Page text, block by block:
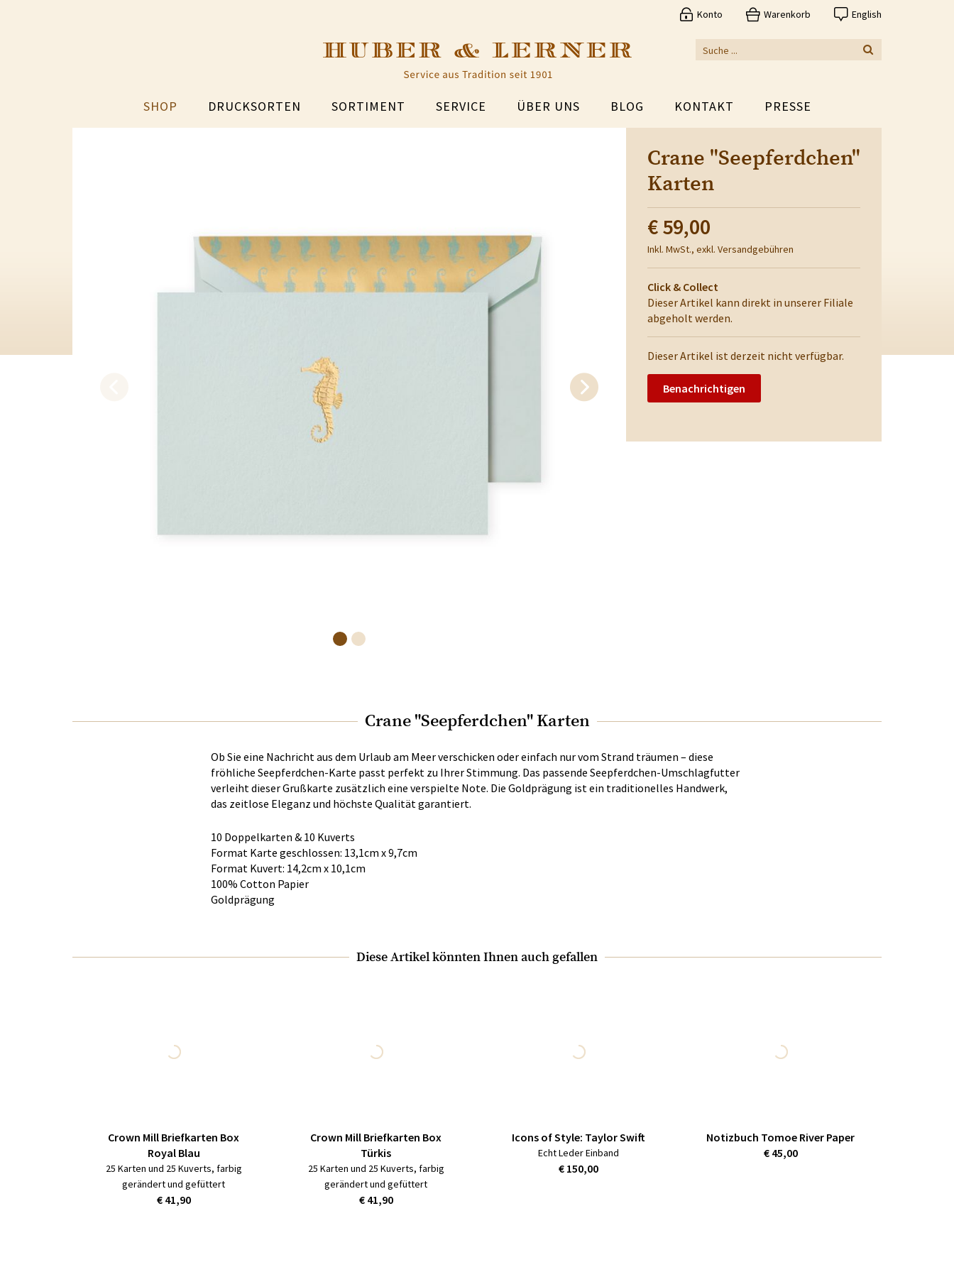
Konto Warenkorb English
SHOP DRUCKSORTEN SORTIMENT SERVICE ÜBER UNS BLOG KONTAKT PRESSE
Crane "Seepferdchen"
Karten
€ 59,00
Inkl. MwSt., exkl. Versandgebühren
Click & Collect
Dieser Artikel kann direkt in unserer Filiale
abgeholt werden.
Dieser Artikel ist derzeit nicht verfügbar.
Benachrichtigen
Crane "Seepferdchen" Karten
Ob Sie eine Nachricht aus dem Urlaub am Meer verschicken oder einfach nur vom Strand träumen – diese
fröhliche Seepferdchen-Karte passt perfekt zu Ihrer Stimmung. Das passende Seepferdchen-Umschlagfutter
verleiht dieser Grußkarte zusätzlich eine verspielte Note. Die Goldprägung ist ein traditionelles Handwerk,
das zeitlose Eleganz und höchste Qualität garantiert.
10 Doppelkarten & 10 Kuverts
Format Karte geschlossen: 13,1cm x 9,7cm
Format Kuvert: 14,2cm x 10,1cm
100% Cotton Papier
Goldprägung
Diese Artikel könnten Ihnen auch gefallen
Crown Mill Briefkarten Box
Royal Blau
25 Karten und 25 Kuverts, farbig
gerändert und gefüttert
€ 41,90
Crown Mill Briefkarten Box
Türkis
25 Karten und 25 Kuverts, farbig
gerändert und gefüttert
€ 41,90
Icons of Style: Taylor Swift
Echt Leder Einband
€ 150,00
Notizbuch Tomoe River Paper
€ 45,00